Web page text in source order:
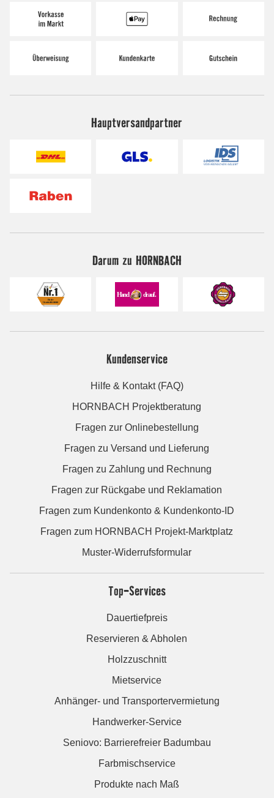
Hauptversandpartner
Darum zu HORNBACH
Kundenservice
Hilfe & Kontakt (FAQ)
HORNBACH Projektberatung
Fragen zur Onlinebestellung
Fragen zu Versand und Lieferung
Fragen zu Zahlung und Rechnung
Fragen zur Rückgabe und Reklamation
Fragen zum Kundenkonto & Kundenkonto-ID
Fragen zum HORNBACH Projekt-Marktplatz
Muster-Widerrufsformular
Top-Services
Dauertiefpreis
Reservieren & Abholen
Holzzuschnitt
Mietservice
Anhänger- und Transportervermietung
Handwerker-Service
Seniovo: Barrierefreier Badumbau
Farbmischservice
Produkte nach Maß